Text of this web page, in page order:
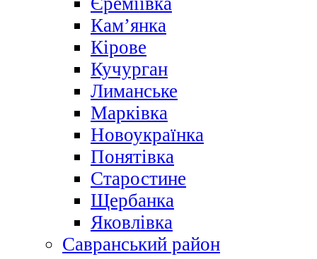
Кам’янка
Кірове
Кучурган
Лиманське
Марківка
Новоукраїнка
Понятівка
Старостине
Щербанка
Яковлівка
Савранський район